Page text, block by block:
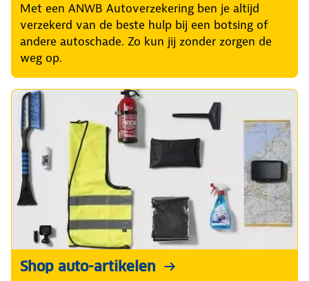
Met een ANWB Autoverzekering ben je altijd
verzekerd van de beste hulp bij een botsing of
andere autoschade. Zo kun jij zonder zorgen de
weg op.
Shop auto-artikelen